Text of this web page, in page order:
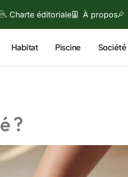
Charte éditoriale À propos
Habitat Piscine Société
?